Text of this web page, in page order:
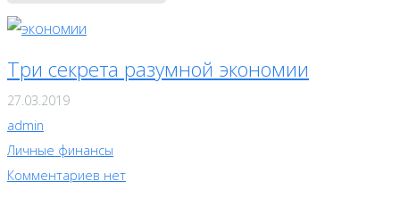
Три секрета разумной экономии
27.03.2019
admin
Личные финансы
Комментариев нет